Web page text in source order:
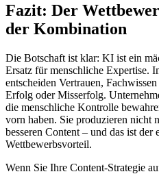
Fazit: Der
der Kombination
Die Botschaft ist klar: KI ist ein
Ersatz für menschliche Expertise.
entscheiden Vertrauen,
Erfolg oder Misserfolg.
die menschliche Kontrolle
vorn haben. Sie produzieren nicht
besseren Content – und das ist der
Wettbewerbsvorteil.
Wenn Sie Ihre Content-Strategie